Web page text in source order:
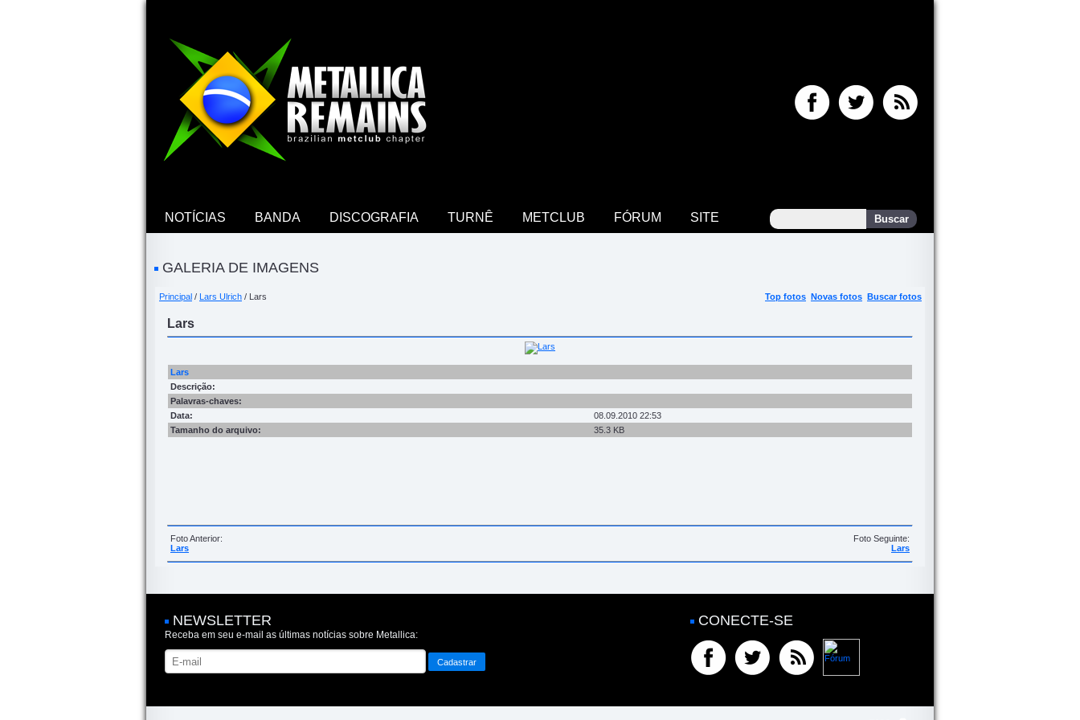
NOTÍCIAS BANDA DISCOGRAFIA TURNÊ METCLUB FÓRUM SITE
GALERIA DE IMAGENS
Principal / Lars Ulrich / Lars Top fotos Novas fotos Buscar fotos
Lars
Lars
Descrição:
Palavras-chaves:
Data:
08.09.2010 22:53
Tamanho do arquivo:
35.3 KB
Foto Anterior:
Lars
Foto Seguinte:
Lars
NEWSLETTER
Receba em seu e-mail as últimas notícias sobre Metallica:
CONECTE-SE